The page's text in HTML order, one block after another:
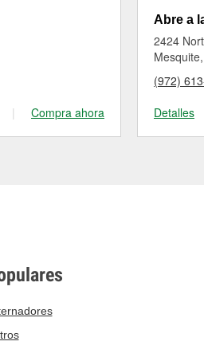
| Compra ahora
Abre a
2424
(972)
Detalles